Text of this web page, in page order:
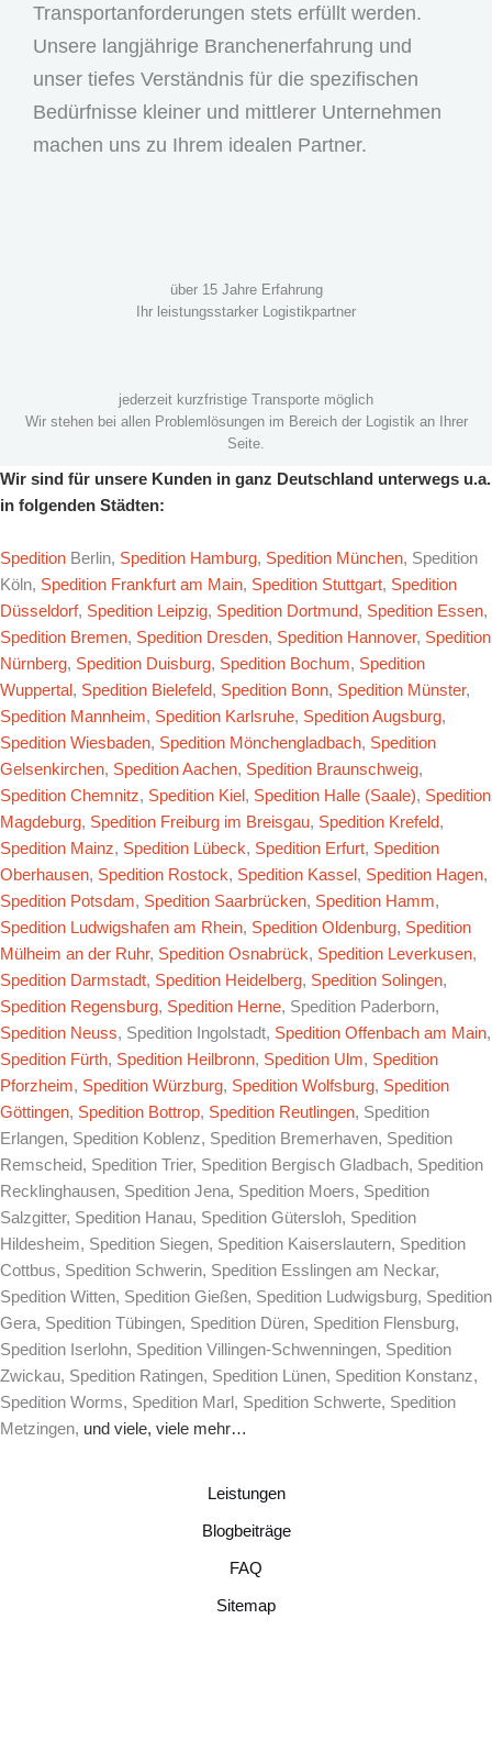
Transportanforderungen stets erfüllt werden.
Unsere langjährige Branchenerfahrung und
unser tiefes Verständnis für die spezifischen
Bedürfnisse kleiner und mittlerer Unternehmen
machen uns zu Ihrem idealen Partner.
über 15 Jahre Erfahrung
Ihr leistungsstarker Logistikpartner
jederzeit kurzfristige Transporte möglich
Wir stehen bei allen Problemlösungen im Bereich der Logistik an Ihrer
Seite.
Wir sind für unsere Kunden in ganz Deutschland unterwegs u.a.
in folgenden Städten:
Spedition Berlin, Spedition Hamburg, Spedition München, Spedition
Köln, Spedition Frankfurt am Main, Spedition Stuttgart, Spedition
Düsseldorf, Spedition Leipzig, Spedition Dortmund, Spedition Essen,
Spedition Bremen, Spedition Dresden, Spedition Hannover, Spedition
Nürnberg, Spedition Duisburg, Spedition Bochum, Spedition
Wuppertal, Spedition Bielefeld, Spedition Bonn, Spedition Münster,
Spedition Mannheim, Spedition Karlsruhe, Spedition Augsburg,
Spedition Wiesbaden, Spedition Mönchengladbach, Spedition
Gelsenkirchen, Spedition Aachen, Spedition Braunschweig,
Spedition Chemnitz, Spedition Kiel, Spedition Halle (Saale), Spedition
Magdeburg, Spedition Freiburg im Breisgau, Spedition Krefeld,
Spedition Mainz, Spedition Lübeck, Spedition Erfurt, Spedition
Oberhausen, Spedition Rostock, Spedition Kassel, Spedition Hagen,
Spedition Potsdam, Spedition Saarbrücken, Spedition Hamm,
Spedition Ludwigshafen am Rhein, Spedition Oldenburg, Spedition
Mülheim an der Ruhr, Spedition Osnabrück, Spedition Leverkusen,
Spedition Darmstadt, Spedition Heidelberg, Spedition Solingen,
Spedition Regensburg, Spedition Herne, Spedition Paderborn,
Spedition Neuss, Spedition Ingolstadt, Spedition Offenbach am Main,
Spedition Fürth, Spedition Heilbronn, Spedition Ulm, Spedition
Pforzheim, Spedition Würzburg, Spedition Wolfsburg, Spedition
Göttingen, Spedition Bottrop, Spedition Reutlingen, Spedition
Erlangen, Spedition Koblenz, Spedition Bremerhaven, Spedition
Remscheid, Spedition Trier, Spedition Bergisch Gladbach, Spedition
Recklinghausen, Spedition Jena, Spedition Moers, Spedition
Salzgitter, Spedition Hanau, Spedition Gütersloh, Spedition
Hildesheim, Spedition Siegen, Spedition Kaiserslautern, Spedition
Cottbus, Spedition Schwerin, Spedition Esslingen am Neckar,
Spedition Witten, Spedition Gießen, Spedition Ludwigsburg, Spedition
Gera, Spedition Tübingen, Spedition Düren, Spedition Flensburg,
Spedition Iserlohn, Spedition Villingen-Schwenningen, Spedition
Zwickau, Spedition Ratingen, Spedition Lünen, Spedition Konstanz,
Spedition Worms, Spedition Marl, Spedition Schwerte, Spedition
Metzingen, und viele, viele mehr…
Leistungen
Blogbeiträge
FAQ
Sitemap